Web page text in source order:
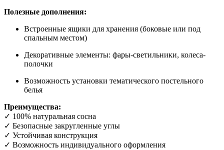
Полезные дополнения:
Встроенные ящики для хранения (боковые или под
спальным местом)
Декоративные элементы: фары-светильники, колеса-
полочки
Возможность установки тематического постельного
белья
Преимущества:
✓ 100% натуральная сосна
✓ Безопасные закругленные углы
✓ Устойчивая конструкция
✓ Возможность индивидуального оформления